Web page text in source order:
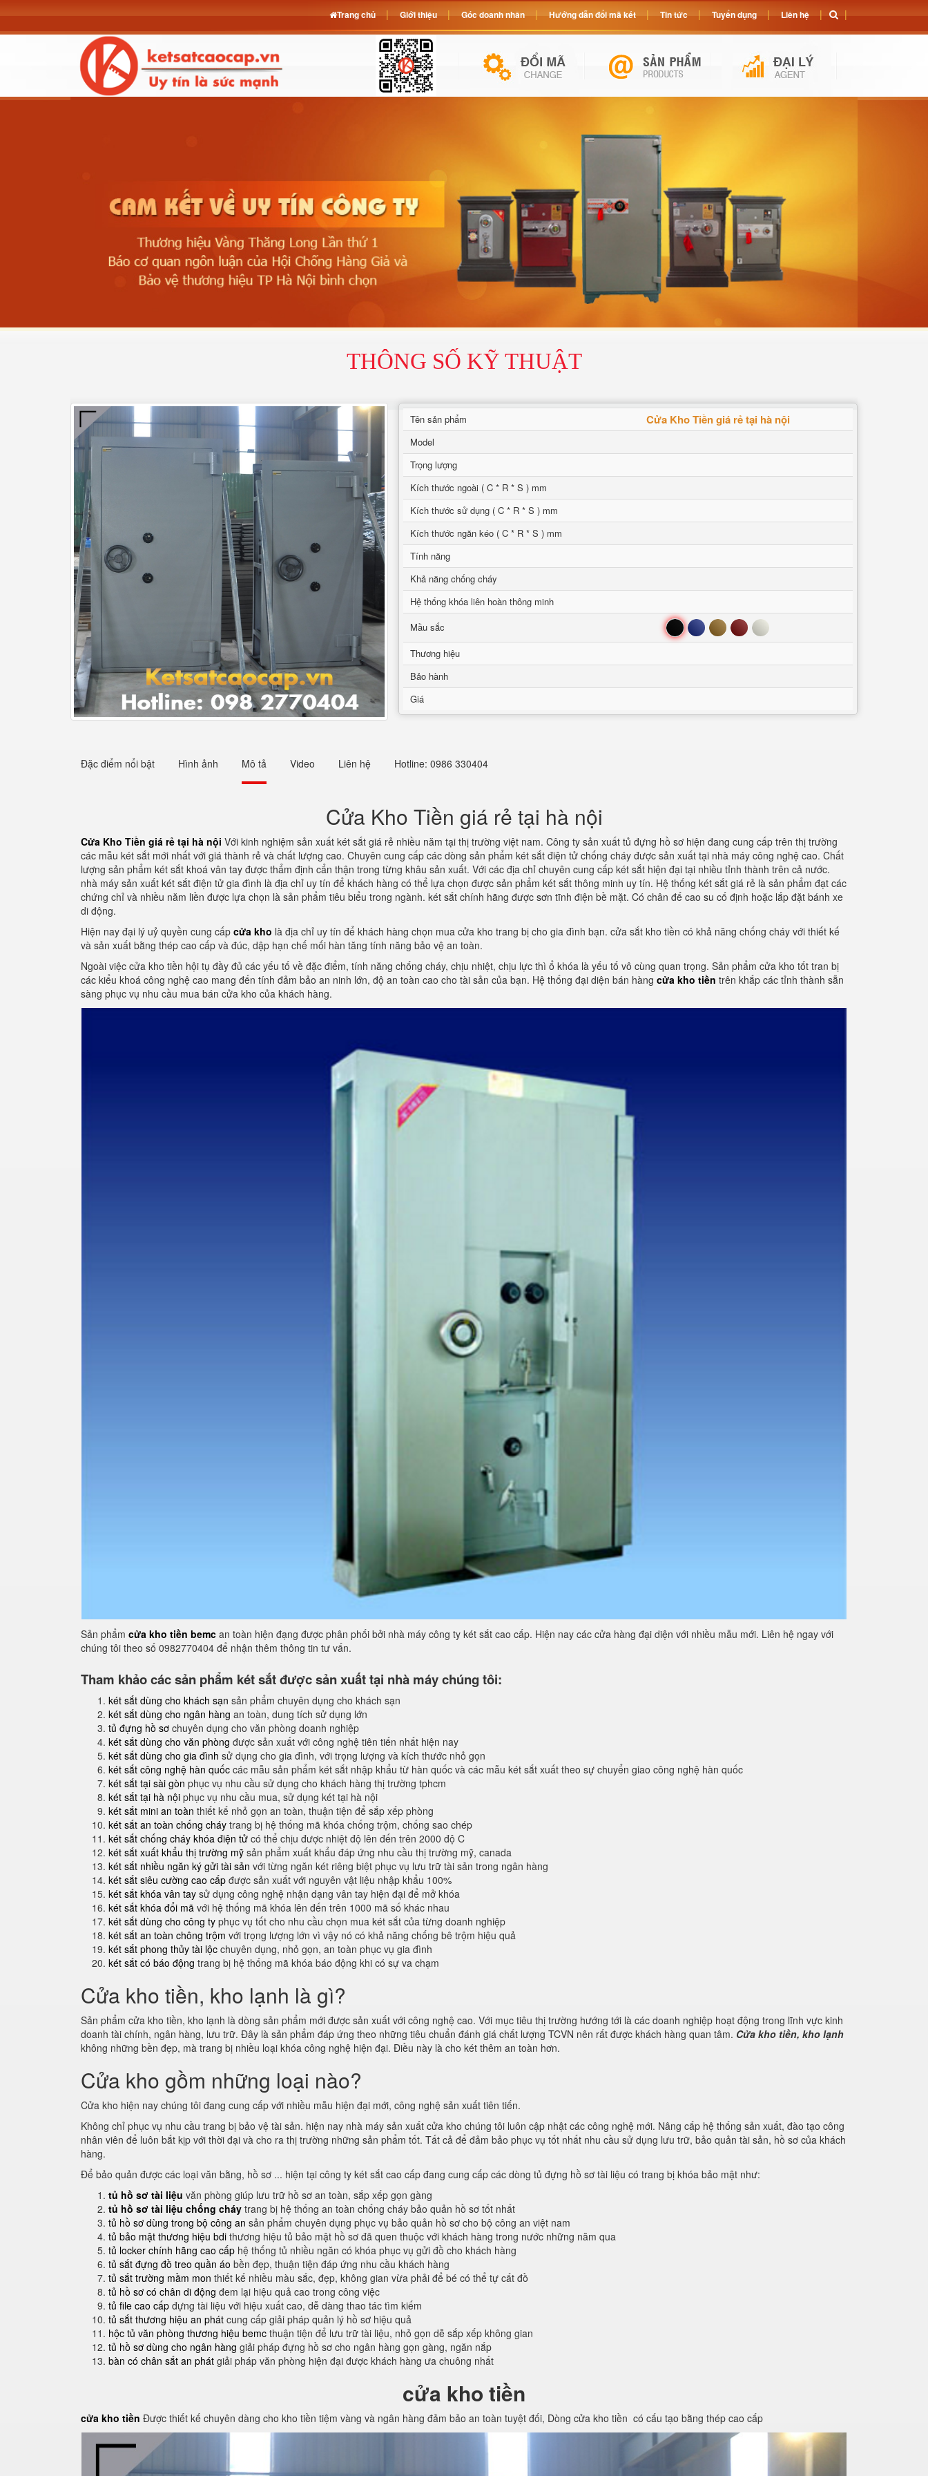
THÔNG SỐ KỸ THUẬT
Tên sản phẩm Cửa Kho Tiền giá rẻ tại hà nội
Model
Trọng lượng
Kích thước ngoài ( C * R * S ) mm
Kích thước sử dụng ( C * R * S ) mm
Kích thước ngăn kéo ( C * R * S ) mm
Tính năng
Khả năng chống cháy
Hệ thống khóa liên hoàn thông minh
Mầu sắc
Đen Xanh Nâu Đỏ Trắng
Thương hiệu
Bảo hành
Giá
Đặc điểm nổi bật Hình ảnh Mô tả Video Liên hệ Hotline: 0986 330404
Cửa Kho Tiền giá rẻ tại hà nội
Cửa Kho Tiền giá rẻ tại hà nội Với kinh nghiệm sản xuất két sắt giá rẻ nhiều năm tại thị trường việt nam. Công ty sản xuất tủ đựng hồ sơ hiện đang cung cấp trên thị trường
các mẫu két sắt mới nhất với giá thành rẻ và chất lượng cao. Chuyên cung cấp các dòng sản phẩm két sắt điện tử chống cháy được sản xuất tại nhà máy công nghệ cao. Chất
lượng sản phẩm két sắt khoá vân tay được thẩm định cẩn thận trong từng khâu sản xuất. Với các địa chỉ chuyên cung cấp két sắt hiện đại tại nhiều tỉnh thành trên cả nước.
nhà máy sản xuất két sắt điện tử gia đình là địa chỉ uy tín để khách hàng có thể lựa chọn được sản phẩm két sắt thông minh uy tín. Hệ thống két sắt giá rẻ là sản phẩm đạt các
chứng chỉ và nhiều năm liền được lựa chọn là sản phẩm tiêu biểu trong ngành. két sắt chính hãng được sơn tĩnh điện bề mặt. Có chân đế cao su cố định hoặc lắp đặt bánh xe
di động.
Hiện nay đại lý uỷ quyền cung cấp cửa kho là địa chỉ uy tín để khách hàng chọn mua cửa kho trang bị cho gia đình bạn. cửa sắt kho tiền có khả năng chống cháy với thiết kế
và sản xuất bằng thép cao cấp và đúc, dập hạn chế mối hàn tăng tính năng bảo vệ an toàn.
Ngoài việc cửa kho tiền hội tụ đầy đủ các yếu tố về đặc điểm, tính năng chống cháy, chịu nhiệt, chịu lực thì ổ khóa là yếu tố vô cùng quan trọng. Sản phẩm cửa kho tốt tran bị
các kiểu khoá công nghệ cao mang đến tính đảm bảo an ninh lớn, độ an toàn cao cho tài sản của bạn. Hệ thống đại diện bán hàng cửa kho tiền trên khắp các tỉnh thành sẵn
sàng phục vụ nhu cầu mua bán cửa kho của khách hàng.
Sản phẩm cửa kho tiền bemc an toàn hiện đạng được phân phối bởi nhà máy công ty két sắt cao cấp. Hiện nay các cửa hàng đại diện với nhiều mẫu mới. Liên hệ ngay với
chúng tôi theo số 0982770404 để nhận thêm thông tin tư vấn.
Tham khảo các sản phẩm két sắt được sản xuất tại nhà máy chúng tôi:
két sắt dùng cho khách sạn sản phẩm chuyên dụng cho khách sạn
két sắt dùng cho ngân hàng an toàn, dung tích sử dụng lớn
tủ đựng hồ sơ chuyên dụng cho văn phòng doanh nghiệp
két sắt dùng cho văn phòng được sản xuất với công nghệ tiên tiến nhất hiện nay
két sắt dùng cho gia đình sử dụng cho gia đình, với trọng lượng và kích thước nhỏ gọn
két sắt công nghệ hàn quốc các mẫu sản phẩm két sắt nhập khẩu từ hàn quốc và các mẫu két sắt xuất theo sự chuyển giao công nghệ hàn quốc
két sắt tại sài gòn phục vụ nhu cầu sử dụng cho khách hàng thị trường tphcm
két sắt tại hà nội phục vụ nhu cầu mua, sử dụng két tại hà nội
két sắt mini an toàn thiết kế nhỏ gọn an toàn, thuận tiện để sắp xếp phòng
két sắt an toàn chống cháy trang bị hệ thống mã khóa chống trộm, chống sao chép
két sắt chống cháy khóa điện tử có thể chịu được nhiệt độ lên đến trên 2000 độ C
két sắt xuất khẩu thị trường mỹ sản phẩm xuất khẩu đáp ứng nhu cầu thị trường mỹ, canada
két sắt nhiều ngăn ký gửi tài sản với từng ngăn két riêng biệt phục vụ lưu trữ tài sản trong ngân hàng
két sắt siêu cường cao cấp được sản xuất với nguyên vật liệu nhập khẩu 100%
két sắt khóa vân tay sử dụng công nghệ nhận dạng vân tay hiện đại để mở khóa
két sắt khóa đổi mã với hệ thống mã khóa lên đến trên 1000 mã số khác nhau
két sắt dùng cho công ty phục vụ tốt cho nhu cầu chọn mua két sắt của từng doanh nghiệp
két sắt an toàn chông trộm với trọng lượng lớn vì vậy nó có khả năng chống bê trộm hiệu quả
két sắt phong thủy tài lộc chuyên dụng, nhỏ gọn, an toàn phục vụ gia đình
két sắt có báo động trang bị hệ thống mã khóa báo động khi có sự va chạm
Cửa kho tiền, kho lạnh là gì?
Sản phẩm cửa kho tiền, kho lạnh là dòng sản phẩm mới được sản xuất với công nghệ cao. Với mục tiêu thị trường hướng tới là các doanh nghiệp hoạt động trong lĩnh vực kinh
doanh tài chính, ngân hàng, lưu trữ. Đây là sản phẩm đáp ứng theo những tiêu chuẩn đánh giá chất lượng TCVN nên rất được khách hàng quan tâm. Cửa kho tiền, kho lạnh
không những bền đẹp, mà trang bị nhiều loại khóa công nghệ hiện đại. Điều này là cho két thêm an toàn hơn.
Cửa kho gồm những loại nào?
Cửa kho hiện nay chúng tôi đang cung cấp với nhiều mẫu hiện đại mới, công nghệ sản xuất tiên tiến.
Không chỉ phục vụ nhu cầu trang bị bảo vệ tài sản. hiện nay nhà máy sản xuất cửa kho chúng tôi luôn cập nhật các công nghệ mới. Nâng cấp hệ thống sản xuất, đào tạo công
nhân viên để luôn bắt kịp với thời đại và cho ra thị trường những sản phẩm tốt. Tất cả để đảm bảo phục vụ tốt nhất nhu cầu sử dụng lưu trữ, bảo quản tài sản, hồ sơ của khách
hàng.
Để bảo quản được các loại văn bằng, hồ sơ ... hiện tại công ty két sắt cao cấp đang cung cấp các dòng tủ đựng hồ sơ tài liệu có trang bị khóa bảo mật như:
tủ hồ sơ tài liệu văn phòng giúp lưu trữ hồ sơ an toàn, sắp xếp gọn gàng
tủ hồ sơ tài liệu chống cháy trang bị hệ thống an toàn chống cháy bảo quản hồ sơ tốt nhất
tủ hồ sơ dùng trong bộ công an sản phẩm chuyên dụng phục vụ bảo quản hồ sơ cho bộ công an việt nam
tủ bảo mật thương hiệu bdi thương hiệu tủ bảo mật hồ sơ đã quen thuộc với khách hàng trong nước những năm qua
tủ locker chính hãng cao cấp hệ thống tủ nhiều ngăn có khóa phục vụ gửi đồ cho khách hàng
tủ sắt đựng đồ treo quần áo bền đẹp, thuận tiện đáp ứng nhu cầu khách hàng
tủ sắt trường mầm mon thiết kế nhiều màu sắc, đẹp, không gian vừa phải để bé có thể tự cất đồ
tủ hồ sơ có chân di động đem lại hiệu quả cao trong công việc
tủ file cao cấp đựng tài liệu với hiệu xuất cao, dễ dàng thao tác tìm kiếm
tủ sắt thương hiệu an phát cung cấp giải pháp quản lý hồ sơ hiệu quả
hộc tủ văn phòng thương hiệu bemc thuận tiện để lưu trữ tài liệu, nhỏ gọn dễ sắp xếp không gian
tủ hồ sơ dùng cho ngân hàng giải pháp đựng hồ sơ cho ngân hàng gọn gàng, ngăn nắp
bàn có chân sắt an phát giải pháp văn phòng hiện đại được khách hàng ưa chuông nhất
cửa kho tiền
cửa kho tiền Được thiết kế chuyên dàng cho kho tiền tiệm vàng và ngân hàng đảm bảo an toàn tuyệt đối, Dòng cửa kho tiền có cấu tạo bằng thép cao cấp
Trang chủ Giới thiệu Góc doanh nhân Hướng dẫn đổi mã két Tin tức Tuyển dụng Liên hệ